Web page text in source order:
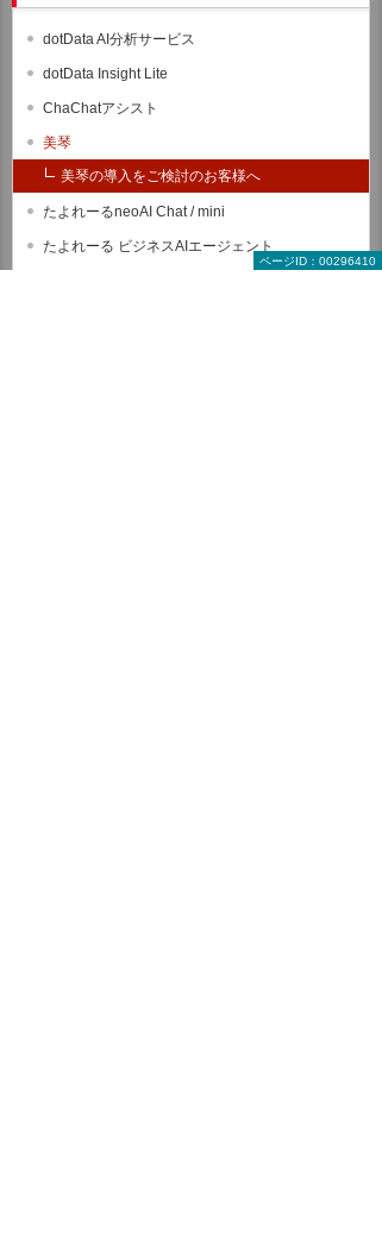
ページID：00296410
dotData AI分析サービス
dotData Insight Lite
ChaChatアシスト
美琴
美琴の導入をご検討のお客様へ
たよれーるneoAI Chat / mini
たよれーる ビジネスAIエージェント